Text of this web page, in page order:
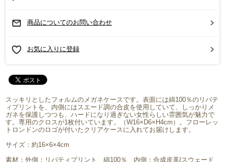
商品についてのお問い合わせ
お気に入りに登録
スッキリとしたフォルムのメガネケースです。表面には綿100％のリバテ
ィプリントを、内側にはスエード調の合皮を使用していて、しっかりメ
ガネを保護しつつも、ハードになり過ぎない女性らしい雰囲気が魅力で
す。専用のクロスが1枚付いています。（W16×D6×H4cm）。フローレッ
トロンドンのロゴが付いたクリアケースに入れてお届けします。
サイズ：約16×6×4cm
素材：外側：リバティプリント 綿100％ 内側：合成皮革(スウェード